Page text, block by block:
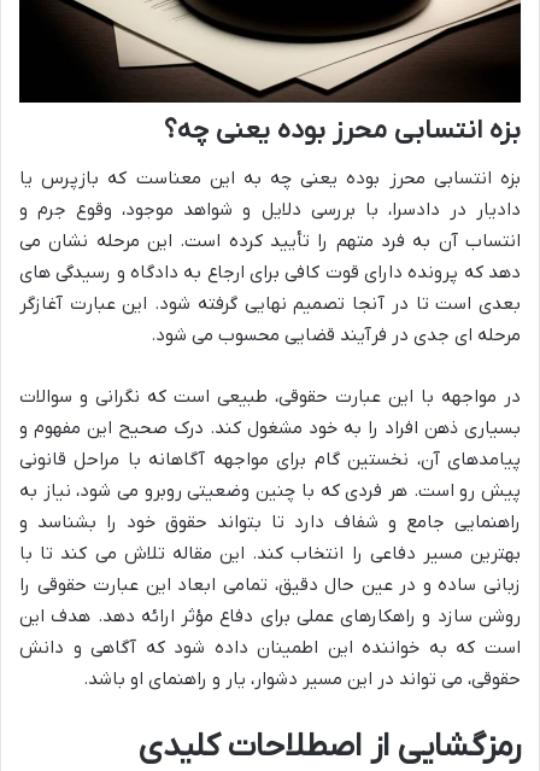
بزه انتسابی محرز بوده یعنی چه؟
بزه انتسابی محرز بوده یعنی چه به این معناست که بازپرس یا
دادیار در دادسرا، با بررسی دلایل و شواهد موجود، وقوع جرم و
انتساب آن به فرد متهم را تأیید کرده است. این مرحله نشان می
دهد که پرونده دارای قوت کافی برای ارجاع به دادگاه و رسیدگی های
بعدی است تا در آنجا تصمیم نهایی گرفته شود. این عبارت آغازگر
مرحله ای جدی در فرآیند قضایی محسوب می شود.
در مواجهه با این عبارت حقوقی، طبیعی است که نگرانی و سوالات
بسیاری ذهن افراد را به خود مشغول کند. درک صحیح این مفهوم و
پیامدهای آن، نخستین گام برای مواجهه آگاهانه با مراحل قانونی
پیش رو است. هر فردی که با چنین وضعیتی روبرو می شود، نیاز به
راهنمایی جامع و شفاف دارد تا بتواند حقوق خود را بشناسد و
بهترین مسیر دفاعی را انتخاب کند. این مقاله تلاش می کند تا با
زبانی ساده و در عین حال دقیق، تمامی ابعاد این عبارت حقوقی را
روشن سازد و راهکارهای عملی برای دفاع مؤثر ارائه دهد. هدف این
است که به خواننده این اطمینان داده شود که آگاهی و دانش
حقوقی، می تواند در این مسیر دشوار، یار و راهنمای او باشد.
رمزگشایی از اصطلاحات کلیدی